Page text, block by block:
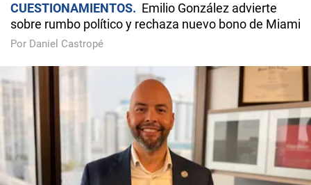
CUESTIONAMIENTOS
Emilio González advierte
sobre rumbo político y rechaza nuevo bono de Miami
Por Daniel Castropé